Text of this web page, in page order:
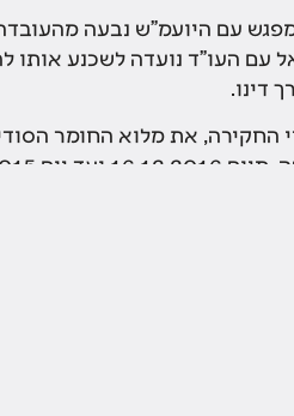
עם היועמ"ש נבעה
עם העו"ד נועדה לשכנע אותו
דינו.
החקירה, את מלוא החומר